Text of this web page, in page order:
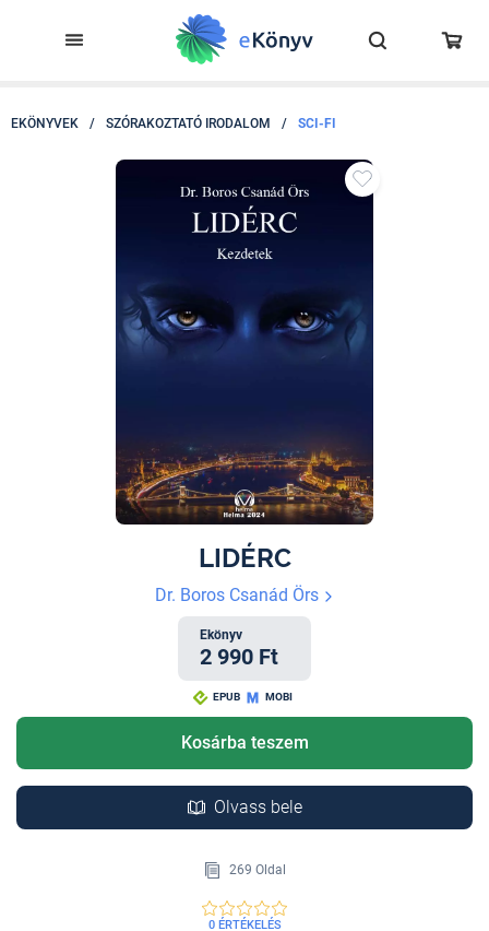
EKÖNYVEK / SZÓRAKOZTATÓ IRODALOM / SCI-FI
LIDÉRC
Dr. Boros Csanád Örs
Ekönyv
2 990 Ft
EPUB MOBI
Kosárba teszem
Olvass bele
269 Oldal
0 ÉRTÉKELÉS